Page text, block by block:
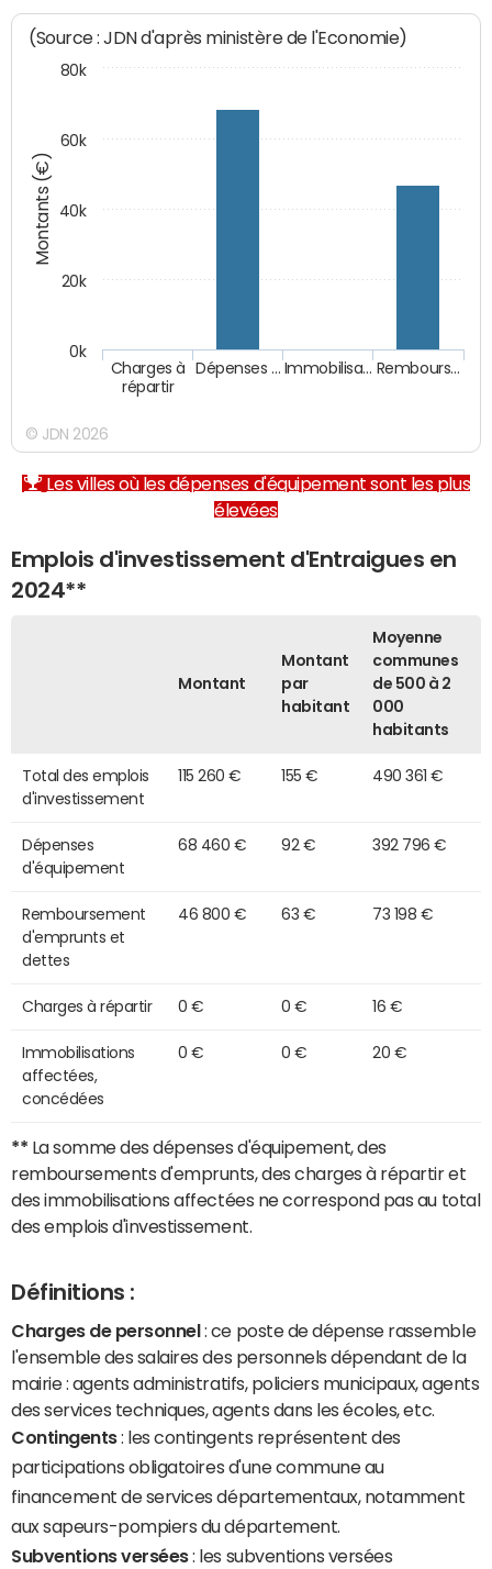
Montants (€)
(Source : JDN d'après ministère de l'Economie)
Charges à
répartir
Dépenses … Immobilisa… Rembours…
0k
20k
40k
60k
80k
© JDN 2026
Les villes où les dépenses d'équipement sont les plus
élevées
Emplois d'investissement d'Entraigues en
2024**
Montant
Montant
par
habitant
Moyenne
communes
de 500 à 2
000
habitants
Total des emplois
d'investissement
115 260 € 155 € 490 361 €
Dépenses
d'équipement
68 460 € 92 € 392 796 €
Remboursement
d'emprunts et
dettes
46 800 € 63 € 73 198 €
Charges à répartir 0 € 0 € 16 €
Immobilisations
affectées,
concédées
0 € 0 € 20 €
** La somme des dépenses d'équipement, des
remboursements d'emprunts, des charges à répartir et
des immobilisations affectées ne correspond pas au total
des emplois d'investissement.
Définitions :
Charges de personnel : ce poste de dépense rassemble
l'ensemble des salaires des personnels dépendant de la
mairie : agents administratifs, policiers municipaux, agents
des services techniques, agents dans les écoles, etc.
Contingents: les contingents représentent des
participations obligatoires d'une commune au
financement de services départementaux, notamment
aux sapeurs-pompiers du département.
Subventions versées: les subventions versées